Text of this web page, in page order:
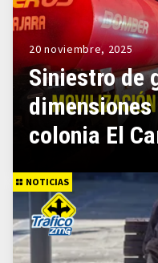
20 noviembre, 2025
Siniestro de
colonia El
NOTICIAS